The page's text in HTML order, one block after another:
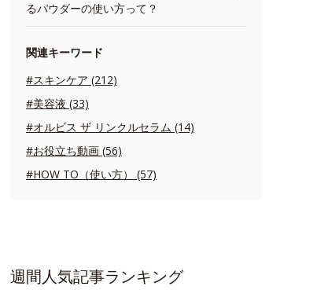
るパウダーの使い方って？
関連キーワード
#スキンケア (212)
#美容液 (33)
#オルビス ザ リンクルセラム (14)
#お役立ち動画 (56)
#HOW TO（使い方） (57)
週間人気記事ランキング